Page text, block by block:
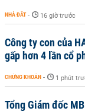
NHÀ ĐẤT - 16 giờ trước
Công ty con của
gấp hơn 4 lần cổ
CHỨNG KHOÁN - 1 phút
Tổng Giám đốc